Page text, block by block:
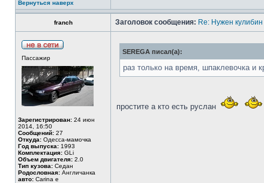
Вернуться наверх
franch Заголовок сообщения: Re: Нужен кулибин
Пассажир
Зарегистрирован: 24 июн
2014, 16:50
Сообщений: 27
Откуда: Одесса-мамочка
Год выпуска: 1993
Комплектация: GLi
Объем двигателя: 2.0
Тип кузова: Седан
Родословная: Англичанка
авто: Carina e
SEREGA писал(а):
раз только на время, шпаклевочка и
простите а кто есть руслан